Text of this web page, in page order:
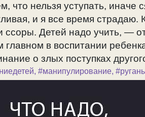
что нельзя уступать, иначе
и я все время
ссоры. Детей надо учить, —
главном в воспитании
о злых поступках
, #манипулирование, #ругань